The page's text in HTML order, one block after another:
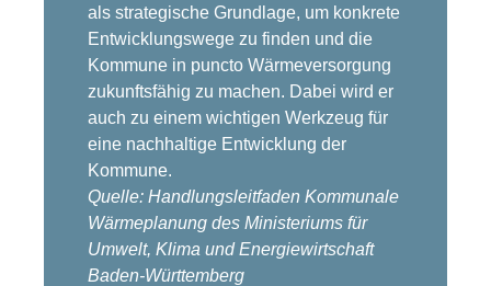
als strategische Grundlage, um konkrete
Entwicklungswege zu finden und die
Kommune in puncto Wärmeversorgung
zukunftsfähig zu machen. Dabei wird er
auch zu einem wichtigen Werkzeug für
eine nachhaltige Entwicklung der
Kommune.
Quelle: Handlungsleitfaden Kommunale
Wärmeplanung des Ministeriums für
Umwelt, Klima und Energiewirtschaft
Baden-Württemberg